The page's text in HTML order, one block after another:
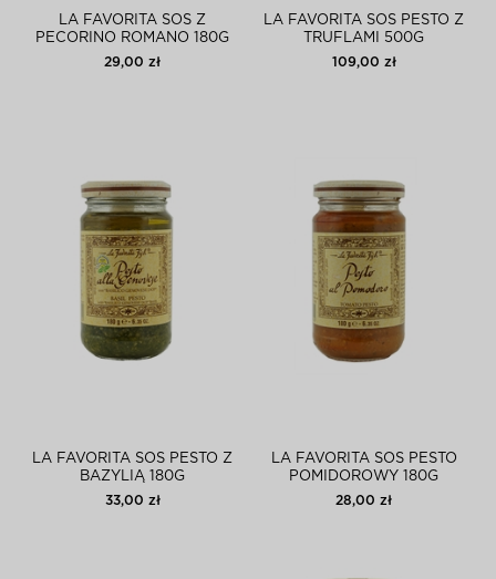
LA FAVORITA SOS Z
PECORINO ROMANO 180G
29,00 zł
LA FAVORITA SOS PESTO Z
TRUFLAMI 500G
109,00 zł
LA FAVORITA SOS PESTO Z
BAZYLIĄ 180G
33,00 zł
LA FAVORITA SOS PESTO
POMIDOROWY 180G
28,00 zł